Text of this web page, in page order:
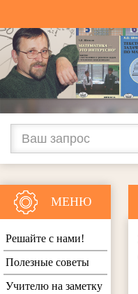
МЕНЮ
Решайте с нами!
Полезные советы
Учителю на заметку